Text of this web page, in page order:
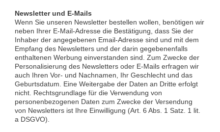
Newsletter und E-Mails
Wenn Sie unseren Newsletter bestellen wollen, benötigen wir
neben Ihrer E-Mail-Adresse die Bestätigung, dass Sie der
Inhaber der angegebenen Email-Adresse sind und mit dem
Empfang des Newsletters und der darin gegebenenfalls
enthaltenen Werbung einverstanden sind. Zum Zwecke der
Personalisierung des Newsletters oder E-Mails erfragen wir
auch Ihren Vor- und Nachnamen, Ihr Geschlecht und das
Geburtsdatum. Eine Weitergabe der Daten an Dritte erfolgt
nicht. Rechtsgrundlage für die Verwendung von
personenbezogenen Daten zum Zwecke der Versendung
von Newsletters ist Ihre Einwilligung (Art. 6 Abs. 1 Satz. 1 lit.
a DSGVO).